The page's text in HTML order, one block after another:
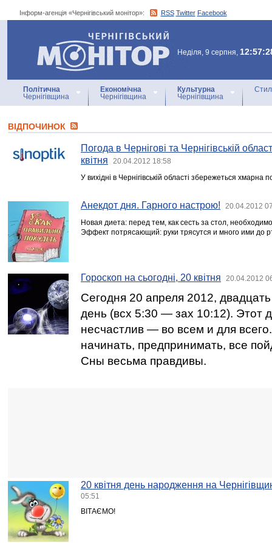
Інформ-агенція «Чернігівський монітор»: RSS Twitter Facebook
Інформ-агенція
«Чернігівський монітор»
Неділя, 9 серпня,
Політична
Чернігівщина
Економічна
Чернігівщина
Культурна
Чернігівщина
ВІДПОЧИНОК
Погода в Чернігові та Чернігівській
квітня
20.04.2012 18:58
У вихідні в Чернігівській області збережеться хмарна
Анекдот дня. Гарного настрою! 20.04.2012
Новая диета: перед тем, как сесть за стол,
Эффект потрясающий: руки трясутся и много ими до
Гороскоп на сьогодні, 20 квітня 20.04.2012
Сегодня 20 апреля 2012,
день (всх 5:30 — зах 10:12). Этот
несчастлив — во всем и для
начинать, предпринимать, все
Сны весьма правдивы.
20 квітня день народження на
05:51
ВІТАЄМО!